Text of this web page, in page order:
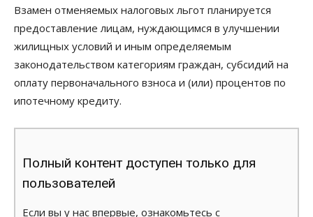
Взамен отменяемых налоговых льгот планируется
предоставление лицам, нуждающимся в улучшении
жилищных условий и иным определяемым
законодательством категориям граждан, субсидий на
оплату первоначального взноса и (или) процентов по
ипотечному кредиту.
Полный контент доступен только для
пользователей
Если вы у нас впервые, ознакомьтесь с